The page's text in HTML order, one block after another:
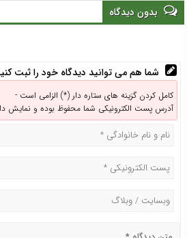
بدون دیدگاه
شما هم می توانید دیدگاه خود را ثبت
کامل کردن گزینه های ستاره دار (*) الزامی است -
آدرس پست الکترونیکی شما محفوظ بوده و نمایش